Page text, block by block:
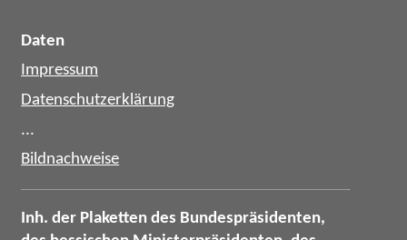
Daten
Impressum
Datenschutzerklärung
...
Bildnachweise
Inh. der Plaketten des Bundespräsidenten,